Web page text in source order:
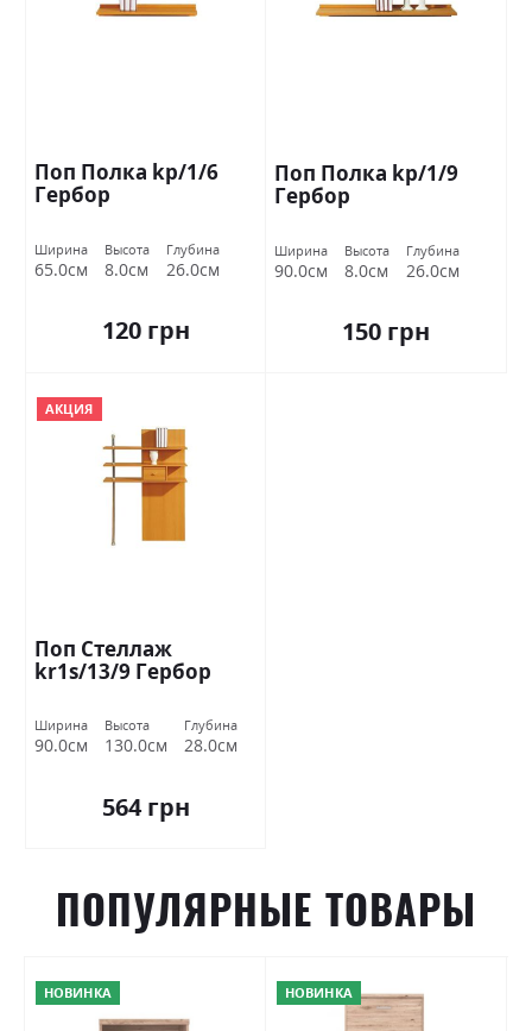
Поп Полка kp/1/6
Гербор
Ширина
65.0см
Высота
8.0см
Глубина
26.0см
120 грн
Поп Полка kp/1/9
Гербор
Ширина
90.0см
Высота
8.0см
Глубина
26.0см
150 грн
АКЦИЯ
Поп Стеллаж
kr1s/13/9 Гербор
Ширина
90.0см
Высота
130.0см
Глубина
28.0см
564 грн
ПОПУЛЯРНЫЕ ТОВАРЫ
НОВИНКА НОВИНКА